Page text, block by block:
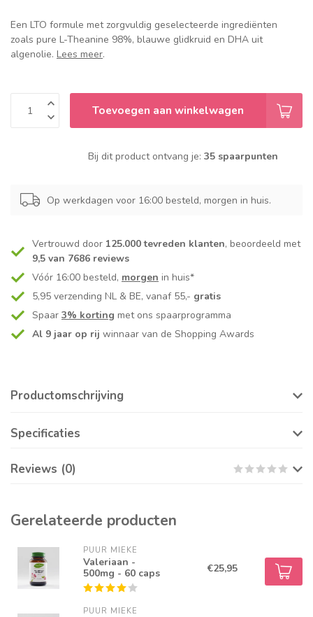
Een LTO formule met zorgvuldig geselecteerde ingrediënten
zoals pure L-Theanine 98%, blauwe glidkruid en DHA uit
algenolie. Lees meer.
Toevoegen aan winkelwagen
Bij dit product ontvang je: 35 spaarpunten
Op werkdagen voor 16:00 besteld, morgen in huis.
Vertrouwd door 125.000 tevreden klanten, beoordeeld met
9,5 van 7686 reviews
Vóór 16:00 besteld, morgen in huis*
5,95 verzending NL & BE, vanaf 55,- gratis
Spaar 3% korting met ons spaarprogramma
Al 9 jaar op rij winnaar van de Shopping Awards
Productomschrijving
Specificaties
Reviews (0)
Gerelateerde producten
PUUR MIEKE
Valeriaan -
500mg - 60 caps
€25,95
PUUR MIEKE